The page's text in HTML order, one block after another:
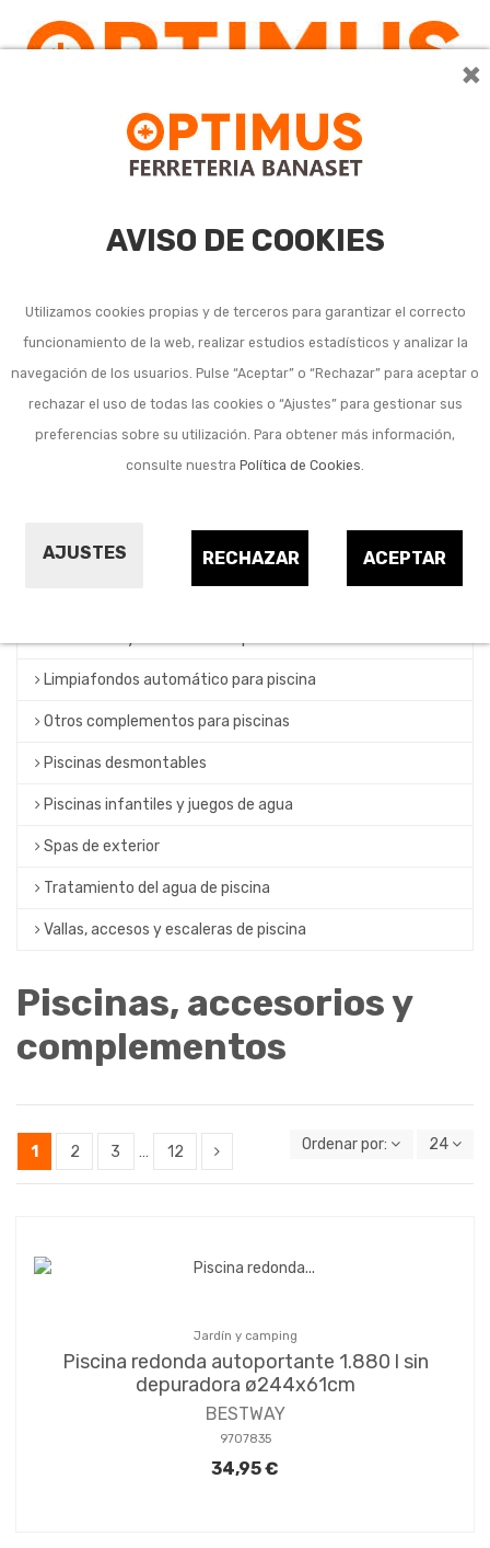
×
AVISO DE COOKIES
Utilizamos cookies propias y de terceros para garantizar el correcto
funcionamiento de la web, realizar estudios estadísticos y analizar la
navegación de los usuarios. Pulse “Aceptar” o “Rechazar” para aceptar o
rechazar el uso de todas las cookies o “Ajustes” para gestionar sus
preferencias sobre su utilización. Para obtener más información,
consulte nuestra Política de Cookies.
AJUSTES ACEPTAR
RECHAZAR
Listado de subcategorías en Piscinas, accesorios y
Accesorio manual para mantenimiento piscina
Depuradoras, cloradores y filtros de piscina
Limpiafondos automático para piscina
Otros complementos para piscinas
Piscinas desmontables
Piscinas infantiles y juegos de agua
Spas de exterior
Tratamiento del agua de piscina
Vallas, accesos y escaleras de piscina
Piscinas, accesorios y
complementos
1 2 3 … 12 Ordenar por: 24
Jardín y camping
Piscina redonda autoportante 1.880 l sin
depuradora ø244x61cm
BESTWAY
9707835
34,95 €